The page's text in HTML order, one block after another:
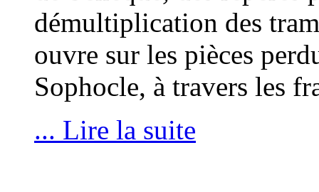
démultiplication des
ouvre sur les pièces
Sophocle, à travers les
... Lire la suite